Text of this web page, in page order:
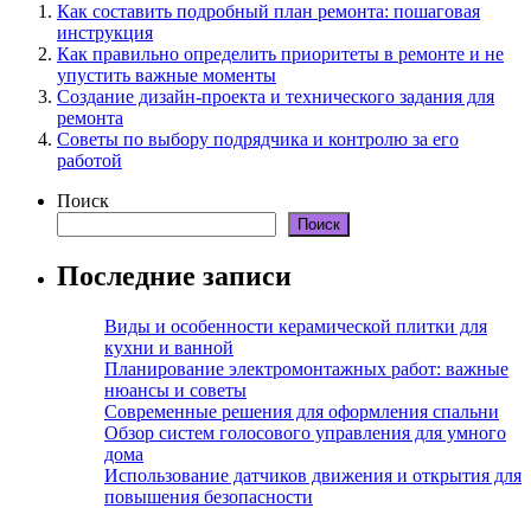
Как составить подробный план ремонта: пошаговая
инструкция
Как правильно определить приоритеты в ремонте и не
упустить важные моменты
Создание дизайн-проекта и технического задания для
ремонта
Советы по выбору подрядчика и контролю за его
работой
Поиск
Поиск
Последние записи
Виды и особенности керамической плитки для
кухни и ванной
Планирование электромонтажных работ: важные
нюансы и советы
Современные решения для оформления спальни
Обзор систем голосового управления для умного
дома
Использование датчиков движения и открытия для
повышения безопасности